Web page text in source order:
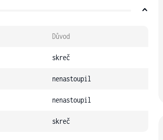
Důvod
skreč
nenastoupil
nenastoupil
skreč